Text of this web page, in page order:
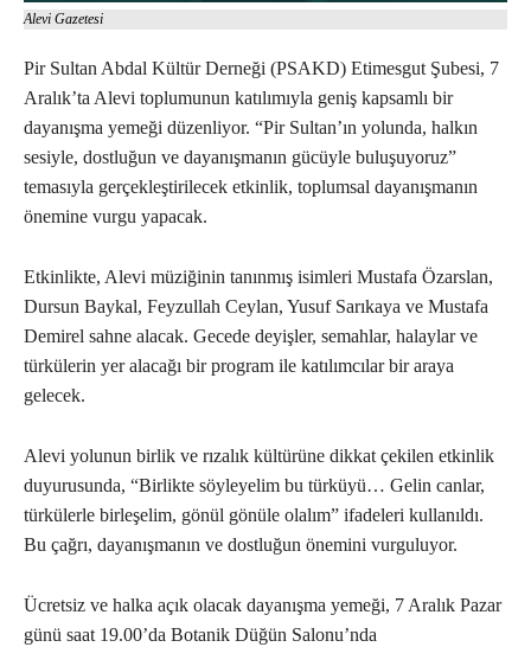
Alevi Gazetesi
Pir Sultan Abdal Kültür Derneği (PSAKD) Etimesgut Şubesi, 7
Aralık’ta Alevi toplumunun katılımıyla geniş kapsamlı bir
dayanışma yemeği düzenliyor. “Pir Sultan’ın yolunda, halkın
sesiyle, dostluğun ve dayanışmanın gücüyle buluşuyoruz”
temasıyla gerçekleştirilecek etkinlik, toplumsal dayanışmanın
önemine vurgu yapacak.
Etkinlikte, Alevi müziğinin tanınmış isimleri Mustafa Özarslan,
Dursun Baykal, Feyzullah Ceylan, Yusuf Sarıkaya ve Mustafa
Demirel sahne alacak. Gecede deyişler, semahlar, halaylar ve
türkülerin yer alacağı bir program ile katılımcılar bir araya
gelecek.
Alevi yolunun birlik ve rızalık kültürüne dikkat çekilen etkinlik
duyurusunda, “Birlikte söyleyelim bu türküyü… Gelin canlar,
türkülerle birleşelim, gönül gönüle olalım” ifadeleri kullanıldı.
Bu çağrı, dayanışmanın ve dostluğun önemini vurguluyor.
Ücretsiz ve halka açık olacak dayanışma yemeği, 7 Aralık Pazar
günü saat 19.00’da Botanik Düğün Salonu’nda